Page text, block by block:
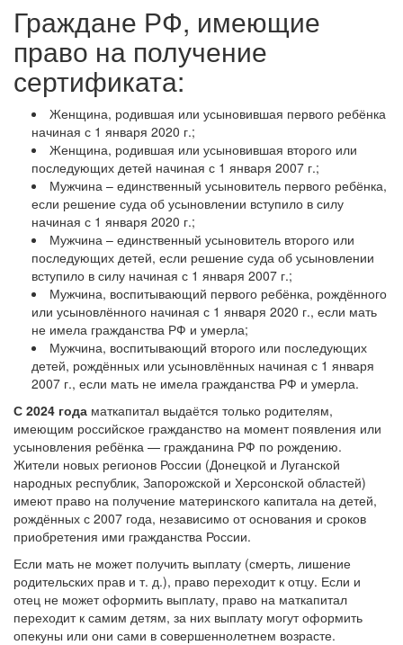
Граждане РФ, имеющие
право на получение
сертификата:
Женщина, родившая или усыновившая первого ребёнка
начиная с 1 января 2020 г.;
Женщина, родившая или усыновившая второго или
последующих детей начиная с 1 января 2007 г.;
Мужчина – единственный усыновитель первого ребёнка,
если решение суда об усыновлении вступило в силу
начиная с 1 января 2020 г.;
Мужчина – единственный усыновитель второго или
последующих детей, если решение суда об усыновлении
вступило в силу начиная с 1 января 2007 г.;
Мужчина, воспитывающий первого ребёнка, рождённого
или усыновлённого начиная с 1 января 2020 г., если мать
не имела гражданства РФ и умерла;
Мужчина, воспитывающий второго или последующих
детей, рождённых или усыновлённых начиная с 1 января
2007 г., если мать не имела гражданства РФ и умерла.
С 2024 года маткапитал выдаётся только родителям,
имеющим российское гражданство на момент появления или
усыновления ребёнка — гражданина РФ по рождению.
Жители новых регионов России (Донецкой и Луганской
народных республик, Запорожской и Херсонской областей)
имеют право на получение материнского капитала на детей,
рождённых с 2007 года, независимо от основания и сроков
приобретения ими гражданства России.
Если мать не может получить выплату (смерть, лишение
родительских прав и т. д.), право переходит к отцу. Если и
отец не может оформить выплату, право на маткапитал
переходит к самим детям, за них выплату могут оформить
опекуны или они сами в совершеннолетнем возрасте.